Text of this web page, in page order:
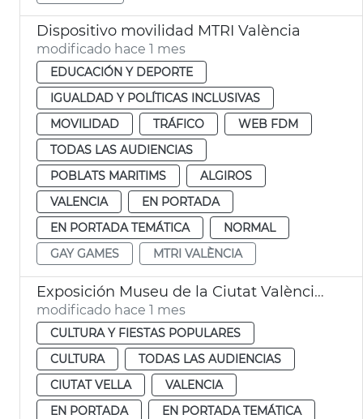
Dispositivo movilidad MTRI València
modificado hace 1 mes
EDUCACIÓN Y DEPORTE
IGUALDAD Y POLÍTICAS INCLUSIVAS
MOVILIDAD
TRÁFICO
WEB FDM
TODAS LAS AUDIENCIAS
POBLATS MARITIMS
ALGIROS
VALENCIA
EN PORTADA
EN PORTADA TEMÁTICA
NORMAL
GAY GAMES
MTRI VALÈNCIA
Exposición Museu de la Ciutat València Queer Gay Games 2026
modificado hace 1 mes
CULTURA Y FIESTAS POPULARES
CULTURA
TODAS LAS AUDIENCIAS
CIUTAT VELLA
VALENCIA
EN PORTADA
EN PORTADA TEMÁTICA